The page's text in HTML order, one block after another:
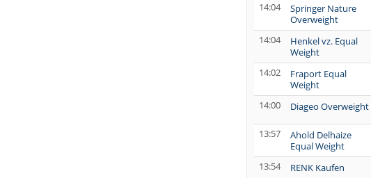
14:04
Springer Nature
Overweight
14:04
Henkel vz. Equal
Weight
14:02
Fraport Equal
Weight
14:00
Diageo Overweight
13:57
Ahold Delhaize
Equal Weight
13:54
RENK Kaufen